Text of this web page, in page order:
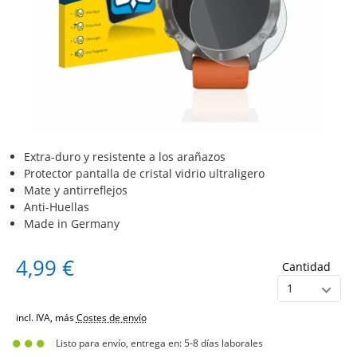
Extra-duro y resistente a los arañazos
Protector pantalla de cristal vidrio ultraligero
Mate y antirreflejos
Anti-Huellas
Made in Germany
4,99 € Cantidad
incl. IVA, másCostes de envío
Listo para envío, entrega en: 5-8 días laborales